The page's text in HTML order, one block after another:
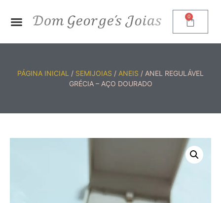
0
PÁGINA INICIAL / SEMIJOIAS / ANEIS / ANEL REGULÁVEL
GRÉCIA – AÇO DOURADO